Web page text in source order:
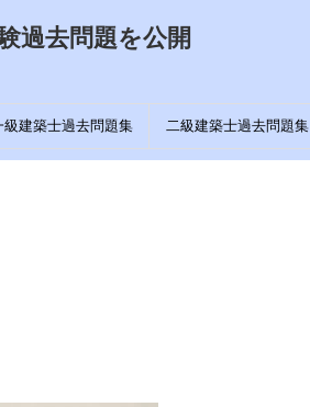
過去問題を公開
級建築士過去問題集 二級建築士過去問題集